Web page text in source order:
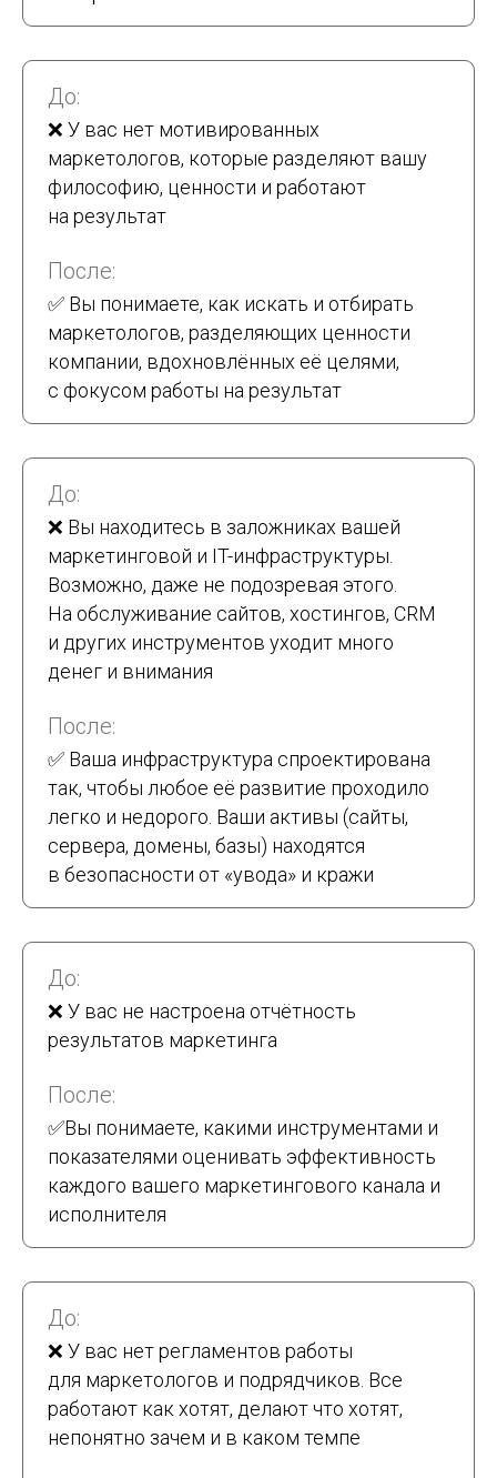
До:
❌ У вас нет мотивированных
маркетологов, которые разделяют вашу
философию, ценности и работают
на результат
После:
✅ Вы понимаете, как искать и отбирать
маркетологов, разделяющих ценности
компании, вдохновлённых её целями,
с фокусом работы на результат
До:
❌ Вы находитесь в заложниках вашей
маркетинговой и IT-инфраструктуры.
Возможно, даже не подозревая этого.
На обслуживание сайтов, хостингов, CRM
и других инструментов уходит много
денег и внимания
После:
✅ Ваша инфраструктура спроектирована
так, чтобы любое её развитие проходило
легко и недорого. Ваши активы (сайты,
сервера, домены, базы) находятся
в безопасности от «увода» и кражи
До:
❌ У вас не настроена отчётность
результатов маркетинга
После:
✅Вы понимаете, какими инструментами и
показателями оценивать эффективность
каждого вашего маркетингового канала и
исполнителя
До:
❌ У вас нет регламентов работы
для маркетологов и подрядчиков. Все
работают как хотят, делают что хотят,
непонятно зачем и в каком темпе